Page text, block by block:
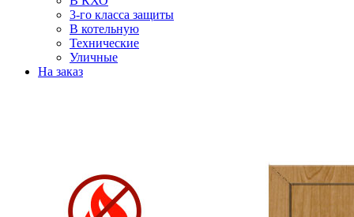
3-го класса защиты
В котельную
Технические
Уличные
На заказ